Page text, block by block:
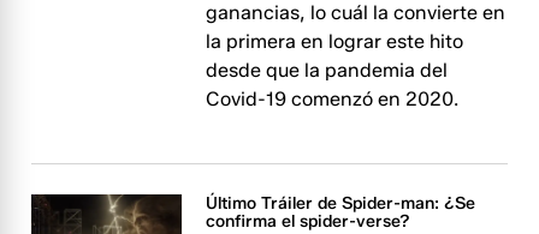
ganancias, lo cuál la convierte en
la primera en lograr este hito
desde que la pandemia del
Covid-19 comenzó en 2020.
Último Tráiler de Spider-man: ¿Se
confirma el spider-verse?